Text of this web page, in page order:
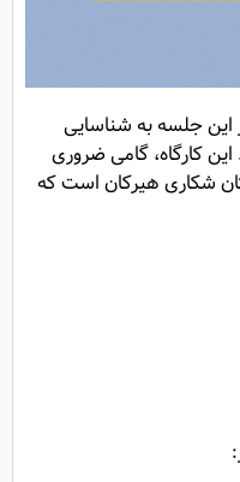
این جلسه به شناسایی
کارگاه، گامی ضروری
شکاری هیرکان است که